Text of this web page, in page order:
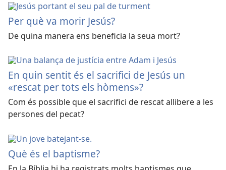
Per què va morir Jesús?
De quina manera ens beneficia la seua mort?
En quin sentit és el sacrifici de Jesús un
«rescat per tots els hòmens»?
Com és possible que el sacrifici de rescat allibere a les
persones del pecat?
Què és el baptisme?